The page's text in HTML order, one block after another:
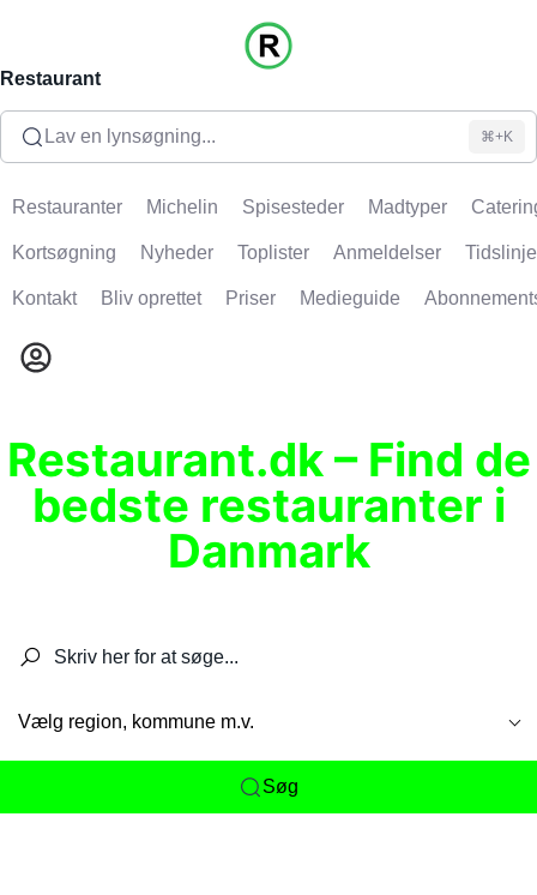
Restaurant
Lav en lynsøgning... ⌘+K
Restauranter Michelin Spisesteder Madtyper
Kortsøgning Nyheder Toplister Anmeldelser Tidslinje
Kontakt Bliv oprettet Priser Medieguide
Restaurant.dk – Find de
bedste restauranter i
Danmark
Vælg region, kommune m.v.
Søg